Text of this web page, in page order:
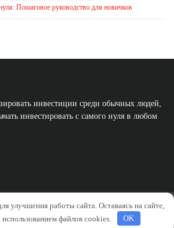
Пошаговое руководство для новичков
инвестиции среди обычных людей,
инвестировать с самого нуля в любом
Отказ от ответственности
улучшения работы сайта. Оставаясь на сайте,
использованием файлов cookies.
OK